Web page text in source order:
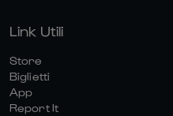
Link Utili
Store
Biglietti
App
Report It